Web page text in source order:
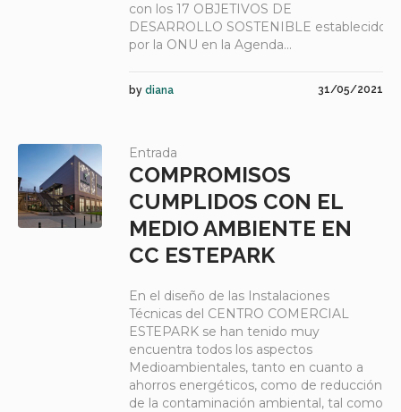
con los 17 OBJETIVOS DE
DESARROLLO SOSTENIBLE establecidos
por la ONU en la Agenda...
31/05/2021
by diana
Entrada
COMPROMISOS
CUMPLIDOS CON EL
MEDIO AMBIENTE EN
CC ESTEPARK
En el diseño de las Instalaciones
Técnicas del CENTRO COMERCIAL
ESTEPARK se han tenido muy
encuentra todos los aspectos
Medioambientales, tanto en cuanto a
ahorros energéticos, como de reducción
de la contaminación ambiental, tal como